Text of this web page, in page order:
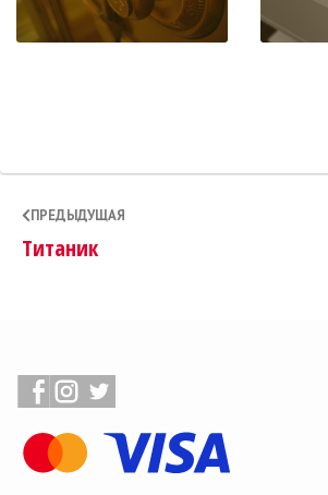
ПРЕДЫДУЩАЯ
Титаник